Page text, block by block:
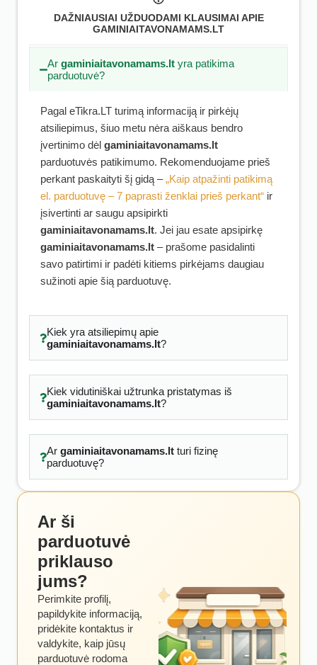
DAŽNIAUSIAI UŽDUODAMI KLAUSIMAI APIE
GAMINIAITAVONAMAMS.LT
Argaminiaitavonamams.lt yra patikima
parduotuvė?
Pagal eTikra.LT turimą informaciją ir pirkėjų
atsiliepimus, šiuo metu nėra aiškaus bendro
įvertinimo dėl gaminiaitavonamams.lt
parduotuvės patikimumo. Rekomenduojame prieš
perkant paskaityti šį gidą –„Kaip atpažinti patikimą
el. parduotuvę – 7 paprasti ženklai prieš perkant“ ir
įsivertinti ar saugu apsipirkti
gaminiaitavonamams.lt. Jei jau esate apsipirkę
gaminiaitavonamams.lt – prašome pasidalinti
savo patirtimi ir padėti kitiems pirkėjams daugiau
sužinoti apie šią parduotuvę.
Kiek yra atsiliepimų apie
gaminiaitavonamams.lt?
Kiek vidutiniškai užtrunka pristatymas iš
gaminiaitavonamams.lt?
Ar gaminiaitavonamams.ltturi fizinę
parduotuvę?
Ar ši
parduotuvė
priklauso
jums?
Perimkite profilį,
papildykite informaciją,
pridėkite kontaktus ir
valdykite, kaip jūsų
parduotuvė rodoma